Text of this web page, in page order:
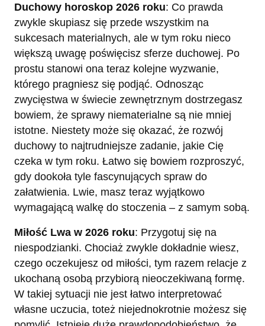
Duchowy horoskop 2026 roku: Co prawda
zwykle skupiasz się przede wszystkim na
sukcesach materialnych, ale w tym roku nieco
większą uwagę poświęcisz sferze duchowej. Po
prostu stanowi ona teraz kolejne wyzwanie,
którego pragniesz się podjąć. Odnosząc
zwycięstwa w świecie zewnętrznym dostrzegasz
bowiem, że sprawy niematerialne są nie mniej
istotne. Niestety może się okazać, że rozwój
duchowy to najtrudniejsze zadanie, jakie Cię
czeka w tym roku. Łatwo się bowiem rozproszyć,
gdy dookoła tyle fascynujących spraw do
załatwienia. Lwie, masz teraz wyjątkowo
wymagającą walkę do stoczenia – z samym sobą.
Miłość Lwa w 2026 roku: Przygotuj się na
niespodzianki. Chociaż zwykle dokładnie wiesz,
czego oczekujesz od miłości, tym razem relacje z
ukochaną osobą przybiorą nieoczekiwaną formę.
W takiej sytuacji nie jest łatwo interpretować
własne uczucia, toteż niejednokrotnie możesz się